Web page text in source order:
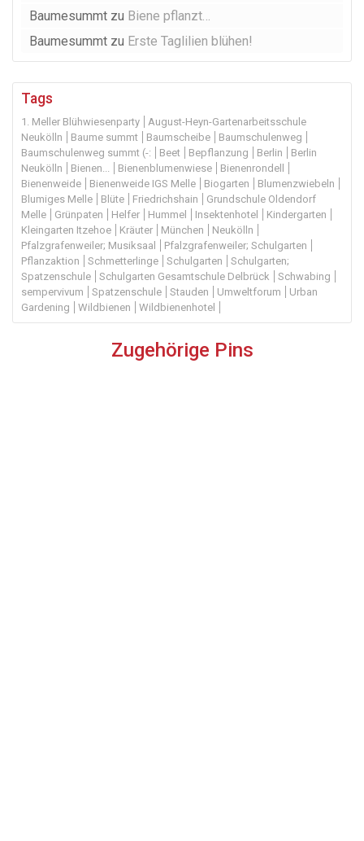
Baumesummt zu Biene pflanzt…
Baumesummt zu Erste Taglilien blühen!
Tags
1. Meller Blühwiesenparty
August-Heyn-Gartenarbeitsschule
Neukölln
Baume summt Baumscheibe
Baumschulenweg
Baumschulenweg summt (-:
Beet Bepflanzung Berlin
Berlin
Neukölln
Bienen... Bienenblumenwiese
Bienenrondell
Bienenweide
Bienenweide IGS Melle Biogarten
Blumenzwiebeln
Blumiges Melle
Blüte Friedrichshain
Grundschule Oldendorf
Melle
Grünpaten Helfer Hummel Insektenhotel
Kindergarten
Kleingarten Itzehoe
Kräuter München
Neukölln
Pfalzgrafenweiler; Musiksaal
Pfalzgrafenweiler; Schulgarten
Pflanzaktion
Schmetterlinge Schulgarten
Schulgarten;
Spatzenschule
Schulgarten Gesamtschule Delbrück
Schwabing
sempervivum
Spatzenschule Stauden Umweltforum
Urban
Gardening
Wildbienen Wildbienenhotel
Zugehörige Pins